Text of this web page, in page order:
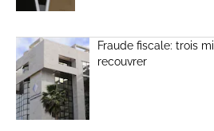
Fraude fiscale: trois
recouvrer